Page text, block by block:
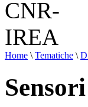
Home \ Tematiche \